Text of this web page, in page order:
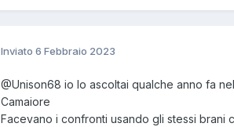
Inviato 6 Febbraio 2023
@Unison68 io lo ascoltai qualche anno fa
Camaiore
Facevano i confronti usando gli stessi brani